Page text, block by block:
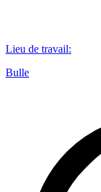
Lieu de travail:
Bulle